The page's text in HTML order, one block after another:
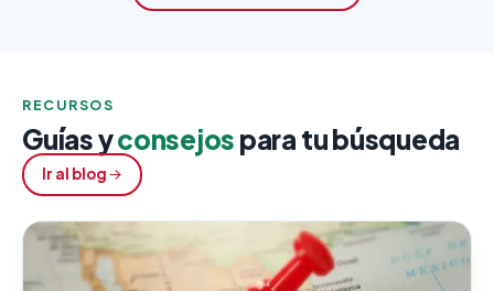
RECURSOS
Guías yconsejos para tu búsqueda
Ir al blog